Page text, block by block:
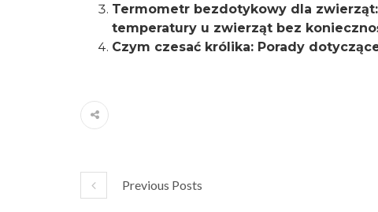
Termometr bezdotykowy dla
temperatury u zwierząt bez
Czym czesać królika: Porady
Previous Posts